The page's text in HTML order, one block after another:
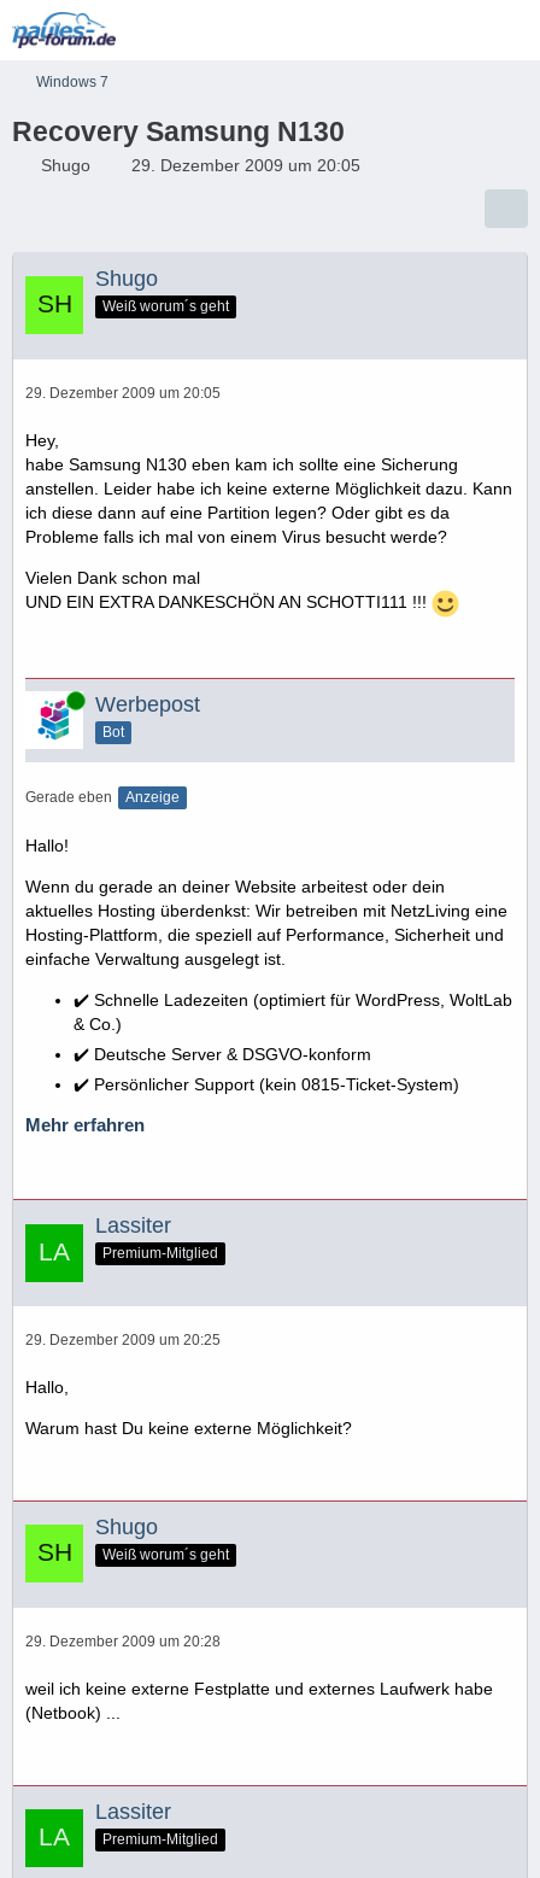
Windows 7
Recovery Samsung N130
Shugo 29. Dezember 2009 um 20:05
Shugo
Weiß worum´s geht
29. Dezember 2009 um 20:05
Hey,
habe Samsung N130 eben kam ich sollte eine Sicherung
anstellen. Leider habe ich keine externe Möglichkeit dazu. Kann
ich diese dann auf eine Partition legen? Oder gibt es da
Probleme falls ich mal von einem Virus besucht werde?
Vielen Dank schon mal
UND EIN EXTRA DANKESCHÖN AN SCHOTTI111 !!!
Online Werbepost
Bot
Gerade eben Anzeige
Hallo!
Wenn du gerade an deiner Website arbeitest oder dein
aktuelles Hosting überdenkst: Wir betreiben mit NetzLiving eine
Hosting-Plattform, die speziell auf Performance, Sicherheit und
einfache Verwaltung ausgelegt ist.
✔️ Schnelle Ladezeiten (optimiert für WordPress, WoltLab
& Co.)
✔️ Deutsche Server & DSGVO-konform
✔️ Persönlicher Support (kein 0815-Ticket-System)
Mehr erfahren
Lassiter
Premium-Mitglied
29. Dezember 2009 um 20:25
Hallo,
Warum hast Du keine externe Möglichkeit?
Shugo
Weiß worum´s geht
29. Dezember 2009 um 20:28
weil ich keine externe Festplatte und externes Laufwerk habe
(Netbook) ...
Lassiter
Premium-Mitglied